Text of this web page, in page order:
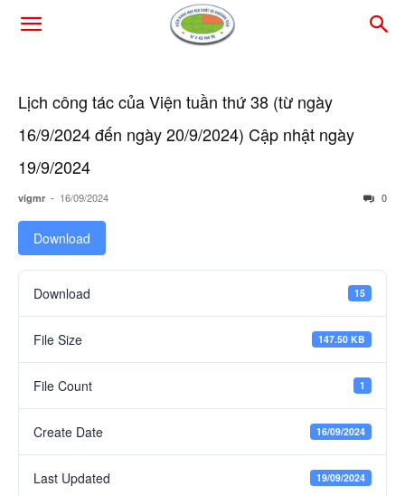
Lịch công tác của Viện tuần thứ 38 (từ ngày
16/9/2024 đến ngày 20/9/2024) Cập nhật ngày
19/9/2024
vigmr - 16/09/2024 0
Download
Download 15
File Size 147.50 KB
File Count 1
Create Date 16/09/2024
Last Updated 19/09/2024